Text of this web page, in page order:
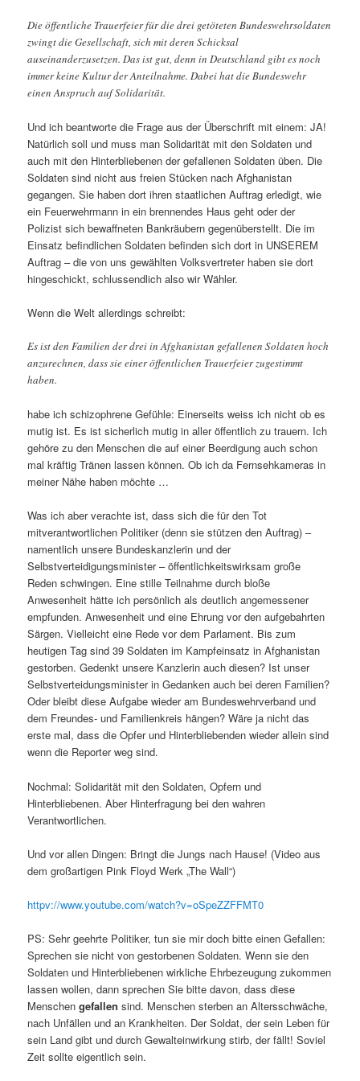
Die öffentliche Trauerfeier für die drei getöteten Bundeswehrsoldaten
zwingt die Gesellschaft, sich mit deren Schicksal
auseinanderzusetzen. Das ist gut, denn in Deutschland gibt es noch
immer keine Kultur der Anteilnahme. Dabei hat die Bundeswehr
einen Anspruch auf Solidarität.
Und ich beantworte die Frage aus der Überschrift mit einem: JA!
Natürlich soll und muss man Solidarität mit den Soldaten und
auch mit den Hinterbliebenen der gefallenen Soldaten üben. Die
Soldaten sind nicht aus freien Stücken nach Afghanistan
gegangen. Sie haben dort ihren staatlichen Auftrag erledigt, wie
ein Feuerwehrmann in ein brennendes Haus geht oder der
Polizist sich bewaffneten Bankräubern gegenüberstellt. Die im
Einsatz befindlichen Soldaten befinden sich dort in UNSEREM
Auftrag – die von uns gewählten Volksvertreter haben sie dort
hingeschickt, schlussendlich also wir Wähler.
Wenn die Welt allerdings schreibt:
Es ist den Familien der drei in Afghanistan gefallenen Soldaten hoch
anzurechnen, dass sie einer öffentlichen Trauerfeier zugestimmt
haben.
habe ich schizophrene Gefühle: Einerseits weiss ich nicht ob es
mutig ist. Es ist sicherlich mutig in aller öffentlich zu trauern. Ich
gehöre zu den Menschen die auf einer Beerdigung auch schon
mal kräftig Tränen lassen können. Ob ich da Fernsehkameras in
meiner Nähe haben möchte …
Was ich aber verachte ist, dass sich die für den Tot
mitverantwortlichen Politiker (denn sie stützen den Auftrag) –
namentlich unsere Bundeskanzlerin und der
Selbstverteidigungsminister – öffentlichkeitswirksam große
Reden schwingen. Eine stille Teilnahme durch bloße
Anwesenheit hätte ich persönlich als deutlich angemessener
empfunden. Anwesenheit und eine Ehrung vor den aufgebahrten
Särgen. Vielleicht eine Rede vor dem Parlament. Bis zum
heutigen Tag sind 39 Soldaten im Kampfeinsatz in Afghanistan
gestorben. Gedenkt unsere Kanzlerin auch diesen? Ist unser
Selbstverteidungsminister in Gedanken auch bei deren Familien?
Oder bleibt diese Aufgabe wieder am Bundeswehrverband und
dem Freundes- und Familienkreis hängen? Wäre ja nicht das
erste mal, dass die Opfer und Hinterbliebenden wieder allein sind
wenn die Reporter weg sind.
Nochmal: Solidarität mit den Soldaten, Opfern und
Hinterbliebenen. Aber Hinterfragung bei den wahren
Verantwortlichen.
Und vor allen Dingen: Bringt die Jungs nach Hause! (Video aus
dem großartigen Pink Floyd Werk „The Wall“)
httpv://www.youtube.com/watch?v=oSpeZZFFMT0
PS: Sehr geehrte Politiker, tun sie mir doch bitte einen Gefallen:
Sprechen sie nicht von gestorbenen Soldaten. Wenn sie den
Soldaten und Hinterbliebenen wirkliche Ehrbezeugung zukommen
lassen wollen, dann sprechen Sie bitte davon, dass diese
Menschengefallen sind. Menschen sterben an Altersschwäche,
nach Unfällen und an Krankheiten. Der Soldat, der sein Leben für
sein Land gibt und durch Gewalteinwirkung stirb, der fällt! Soviel
Zeit sollte eigentlich sein.